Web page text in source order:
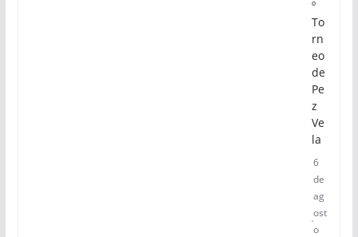
º
To
rn
eo
de
Pe
z
Ve
la
6
de
ag
ost
o